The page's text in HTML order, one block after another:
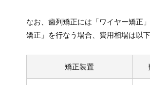
なお、歯列矯正には「ワイヤー矯正
矯正」を行なう場合、費用相場は以下
矯正装置